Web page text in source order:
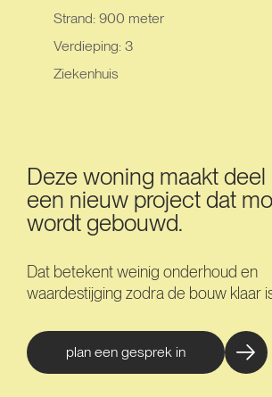
Strand: 900 meter
Verdieping: 3
Ziekenhuis
Deze woning maakt deel
een nieuw project dat
wordt gebouwd.
Dat betekent weinig onderhoud en
waardestijging zodra de bouw klaar
plan een gesprek in